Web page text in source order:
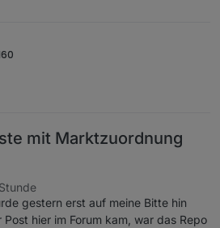
mit Marktzuordnung
gestern erst auf meine Bitte hin
hier im Forum kam, war das Repo